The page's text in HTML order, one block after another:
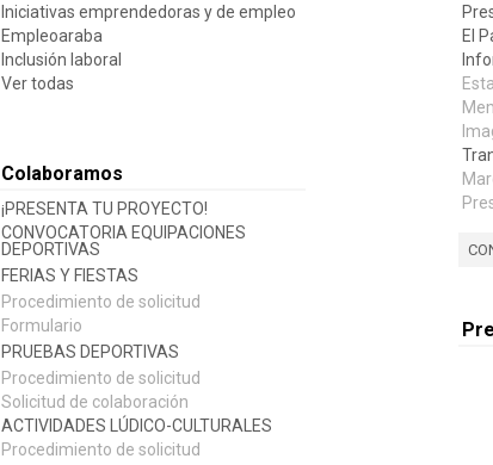
Iniciativas emprendedoras y de empleo
Empleoaraba
Inclusión laboral
Ver todas
Colaboramos
¡PRESENTA TU PROYECTO!
CONVOCATORIA EQUIPACIONES
DEPORTIVAS
FERIAS Y FIESTAS
Procedimiento de solicitud
Formulario
PRUEBAS DEPORTIVAS
Procedimiento de solicitud
Solicitud de colaboración
ACTIVIDADES LÚDICO-CULTURALES
Procedimiento de solicitud
El